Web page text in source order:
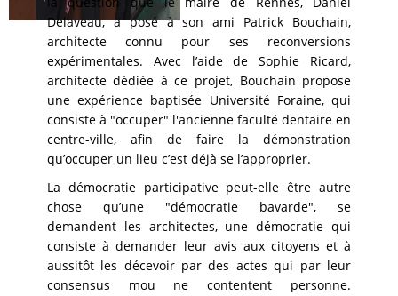
Delaveau, a posé à son ami Patrick Bouchain,
architecte connu pour ses reconversions
expérimentales. Avec l’aide de Sophie Ricard,
architecte dédiée à ce projet, Bouchain propose
une expérience baptisée Université Foraine, qui
consiste à "occuper" l'ancienne faculté dentaire en
centre-ville, afin de faire la démonstration
qu’occuper un lieu c’est déjà se l’approprier.
La démocratie participative peut-elle être autre
chose qu’une "démocratie bavarde", se
demandent les architectes, une démocratie qui
consiste à demander leur avis aux citoyens et à
aussitôt les décevoir par des actes qui par leur
consensus mou ne contentent personne.